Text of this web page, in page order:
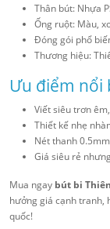
Thân bút: Nhựa
Ống ruột: Màu,
Đóng gói phổ
Thương hiệu:
Ưu điểm nổi
Viết siêu trơn
Thiết kế nhẹ
Nét thanh
Giá siêu rẻ
Mua ngay bút bi
hưởng giá cạnh tranh,
quốc!